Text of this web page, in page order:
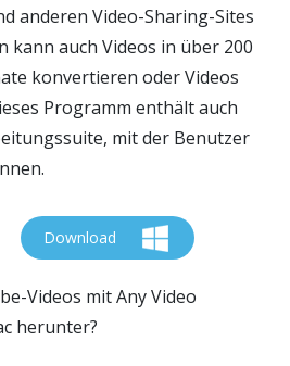
anderen Video-Sharing-Sites
kann auch Videos in über 200
konvertieren oder Videos
Programm enthält auch
mit der Benutzer
Download
Videos mit Any Video
herunter?